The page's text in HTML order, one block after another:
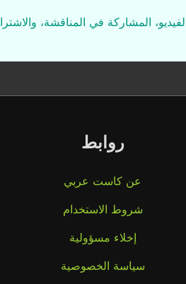
المشاركة في المناقشة،
روابط
عن كاست عربي
شروط الاستخدام
إخلاء مسؤولية
سياسة الخصوصية